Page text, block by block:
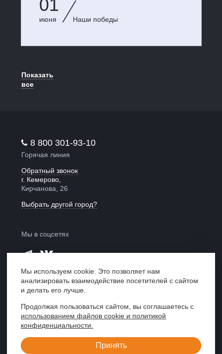
01
июня Наши победы
Показать
все
8 800 301-93-10
Горячая линия
Обратный звонок
г. Кемерово,
Кирчанова, 26
Выбрать другой город?
Мы в соцсетях
Мы в рейтинге
«Право 300»
Центр правовой поддержки «ЮрИнвест»,
Кемерово, 2007—2026
Мы используем cookie. Это позволяет нам
анализировать взаимодействие посетителей с сайтом
и делать его лучше.
Продолжая пользоваться сайтом, вы соглашаетесь с
использованием файлов cookie и политикой
конфиденциальности.
Принять